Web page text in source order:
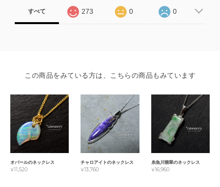
すべて 273 0 0
この商品をみている方は、こちらの商品もみています
オパールのネックレス
¥11,520
チャロアイトのネックレス
¥13,760
糸魚川翡翠のネックレス
¥16,960